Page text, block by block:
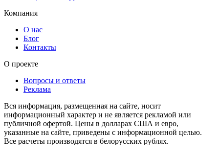
Компания
О нас
Блог
Контакты
О проекте
Вопросы и ответы
Реклама
Вся информация, размещенная на сайте, носит
информационный характер и не является рекламой или
публичной офертой. Цены в долларах США и евро,
указанные на сайте, приведены с информационной целью.
Все расчеты производятся в белорусских рублях.